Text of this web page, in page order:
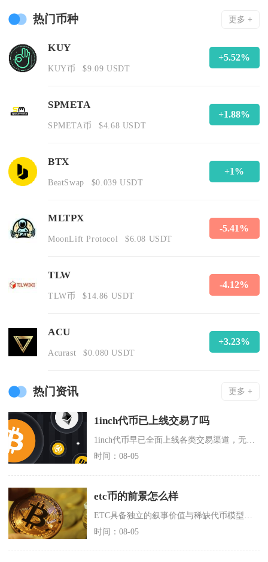
热门币种 更多 +
KUY
KUY币 $9.09 USDT
+5.52%
SPMETA
SPMETA币 $4.68 USDT
+1.88%
BTX
BeatSwap $0.039 USDT
+1%
MLTPX
MoonLift Protocol $6.08 USDT
-5.41%
TLW
TLW币 $14.86 USDT
-4.12%
ACU
Acurast $0.080 USDT
+3.23%
热门资讯 更多 +
1inch代币已上线交易了吗
1inch代币早已全面上线各类交易渠道，无论是中心化头部交易平台还是去中心化链上兑换通道，
时间：08-05
etc币的前景怎么样
时间：08-05